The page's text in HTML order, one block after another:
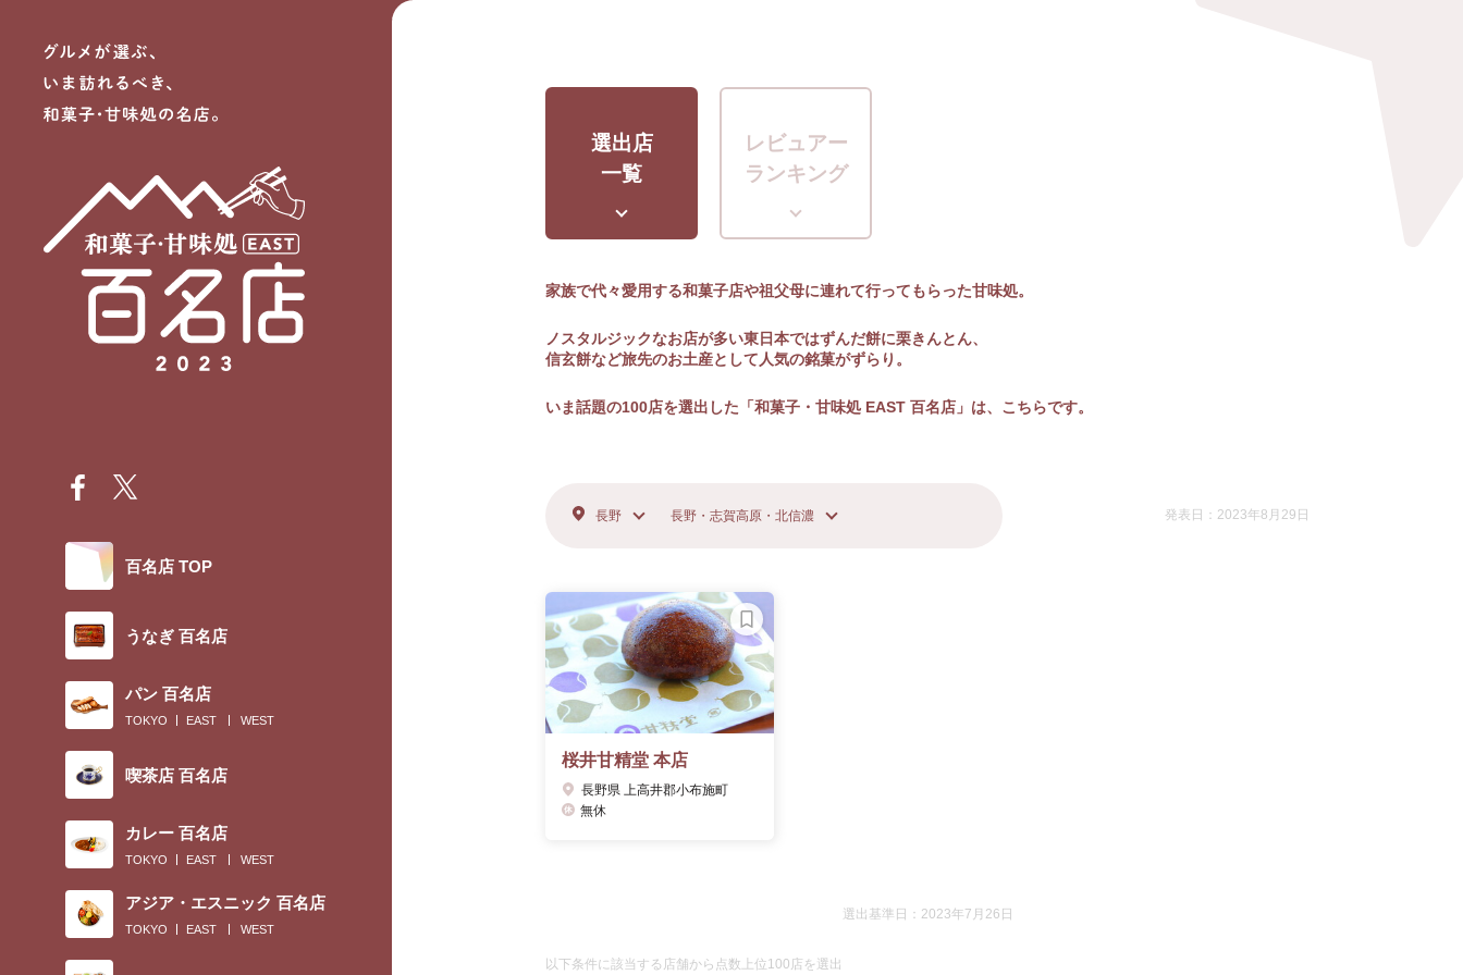
百名店 TOP
うなぎ 百名店
パン 百名店
TOKYO EAST WEST
喫茶店 百名店
カレー 百名店
TOKYO EAST WEST
アジア・エスニック 百名店
TOKYO EAST WEST
選出店
一覧
レビュアー
ランキング
家族で代々愛用する和菓子店や祖父母に連れて行ってもらった甘味処。
ノスタルジックなお店が多い東日本ではずんだ餅に栗きんとん、
信玄餅など旅先のお土産として人気の銘菓がずらり。
いま話題の100店を選出した「和菓子・甘味処 EAST 百名店」は、こちらです。
長野 長野・志賀高原・北信濃 発表日：2023年8月29日
桜井甘精堂 本店
長野県 上高井郡小布施町
無休
選出基準日：2023年7月26日
以下条件に該当する店舗から点数上位100店を選出